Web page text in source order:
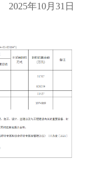
2025年10月31日